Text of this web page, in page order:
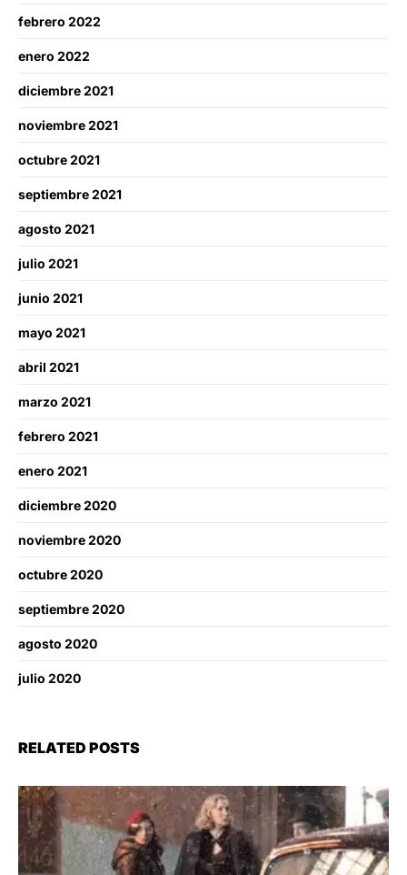
febrero 2022
enero 2022
diciembre 2021
noviembre 2021
octubre 2021
septiembre 2021
agosto 2021
julio 2021
junio 2021
mayo 2021
abril 2021
marzo 2021
febrero 2021
enero 2021
diciembre 2020
noviembre 2020
octubre 2020
septiembre 2020
agosto 2020
julio 2020
RELATED POSTS